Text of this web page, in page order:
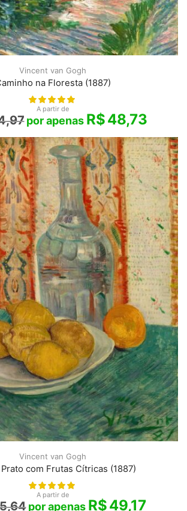
Vincent van Gogh
na Floresta (1887)
A partir de
R$48,73
Vincent van Gogh
com Frutas Cítricas (1887)
A partir de
R$49,17